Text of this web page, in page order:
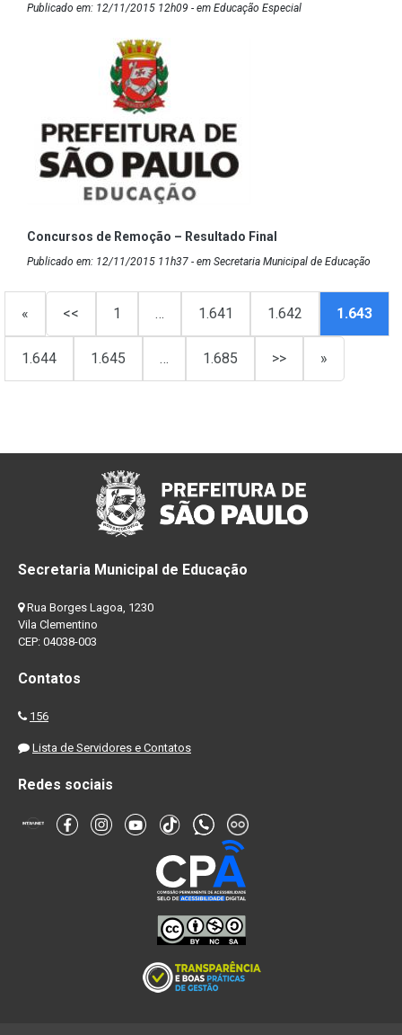
Publicado em: 12/11/2015 12h09 - em Educação Especial
Concursos de Remoção – Resultado Final
Publicado em: 12/11/2015 11h37 - em Secretaria Municipal de Educação
« << 1 … 1.641 1.642 1.643
1.644 1.645 … 1.685 >> »
Secretaria Municipal de Educação
Rua Borges Lagoa, 1230
Vila Clementino
CEP: 04038-003
Contatos
156
Lista de Servidores e Contatos
Redes sociais